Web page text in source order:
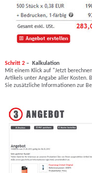
Schritt 2 – Kalkulation
Mit einem Klick auf "Jetzt
Artikels unter Angabe aller Kosten.
Sie zusätzliche Informationen zur